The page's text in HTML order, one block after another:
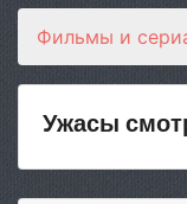
Фильмы и
Ужасы